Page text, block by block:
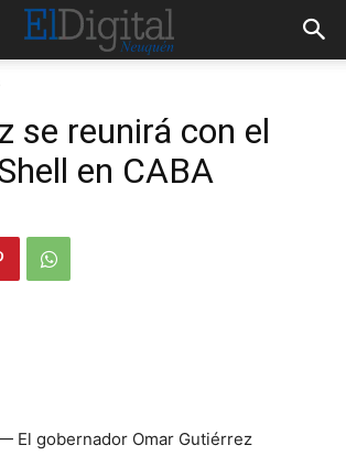
se reunirá con el
en CABA
— El gobernador Omar Gutiérrez